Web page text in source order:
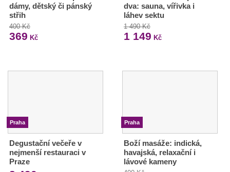
dámy, dětský či pánský
střih
400 Kč
369 Kč
dva: sauna, vířivka i
láhev sektu
1 490 Kč
1 149 Kč
Praha
Degustační večeře v
nejmenší restauraci v
Praze
Praha
Boží masáže: indická,
havajská, relaxační i
lávové kameny